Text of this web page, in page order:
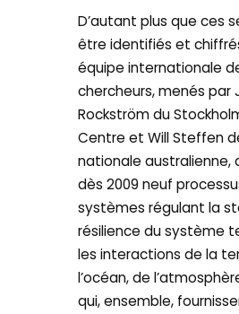
D’autant plus que ces
être identifiés et
équipe internationale
chercheurs, menés par
Rockström du
Centre et Will Steffen
nationale australienne,
dès 2009 neuf
systèmes régulant la
résilience du système
les interactions de la
l’océan, de
qui, ensemble,